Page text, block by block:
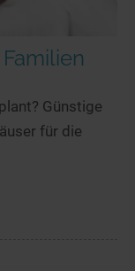
Günstige
für die